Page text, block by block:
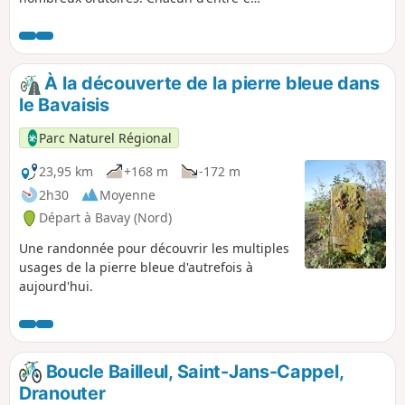
témoins du temps passé, ils sont de
différentes formes.Cette balade vous
plongera au cœur du bocage vallonné
de l'Avesnois, des arbres têtards
typiques du paysage du Parc Naturel
Régional de l'Avesnois.
À la découverte de la pierre bleue dans
le Bavaisis
Parc Naturel Régional
23,95 km
+168 m
-172 m
2h30
Moyenne
Départ à Bavay (Nord)
Une randonnée pour découvrir les multiples
usages de la pierre bleue d'autrefois à
aujourd'hui.
Boucle Bailleul, Saint-Jans-Cappel,
Dranouter